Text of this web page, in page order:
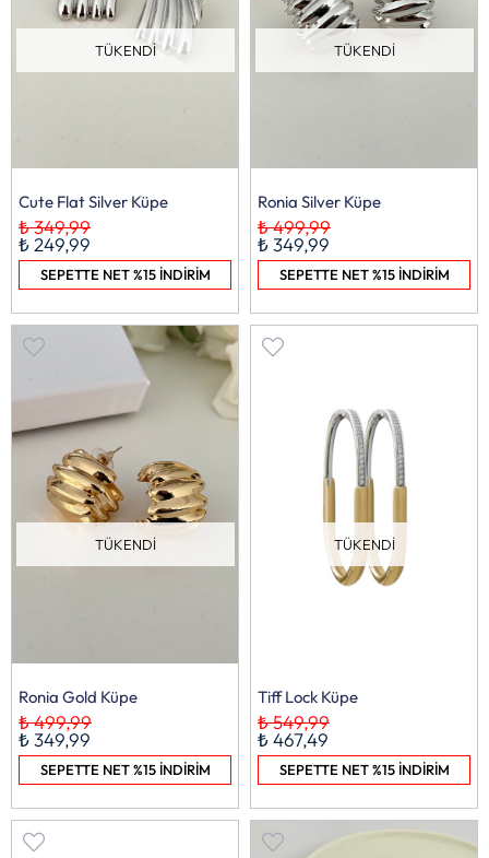
TÜKENDI
Cute Flat Silver Küpe
₺ 249,99
₺ 349,99
SEPETTE NET %15 İNDİRİM
TÜKENDI
Ronia Silver Küpe
₺ 349,99
₺ 499,99
SEPETTE NET %15 İNDİRİM
TÜKENDI
Ronia Gold Küpe
₺ 349,99
₺ 499,99
SEPETTE NET %15 İNDİRİM
TÜKENDI
Tiff Lock Küpe
₺ 467,49
₺ 549,99
SEPETTE NET %15 İNDİRİM